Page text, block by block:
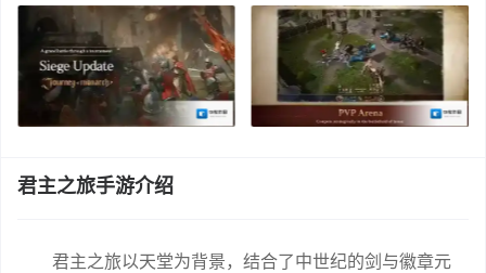
君主之旅手游介绍
君主之旅以天堂为背景，结合了中世纪的剑与徽章元